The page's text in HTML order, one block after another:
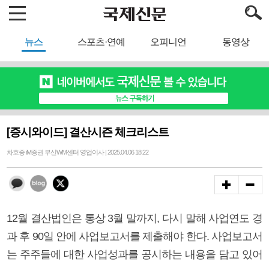
뉴스 스포츠·연예 오피니언 동영상
[증시와이드] 결산시즌 체크리스트
차호중 iM증권 부산WM센터 영업이사 | 2025.04.06 18:22
12월 결산법인은 통상 3월 말까지, 다시 말해 사업연도 경
과 후 90일 안에 사업보고서를 제출해야 한다. 사업보고서
는 주주들에 대한 사업성과를 공시하는 내용을 담고 있어